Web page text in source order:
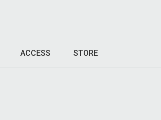
ACCESS STORE